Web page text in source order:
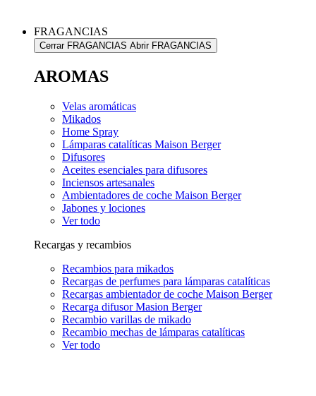
FRAGANCIAS
Cerrar FRAGANCIAS Abrir FRAGANCIAS
AROMAS
Velas aromáticas
Mikados
Home Spray
Lámparas catalíticas Maison Berger
Difusores
Aceites esenciales para difusores
Inciensos artesanales
Ambientadores de coche Maison Berger
Jabones y lociones
Ver todo
Recargas y recambios
Recambios para mikados
Recargas de perfumes para lámparas catalíticas
Recargas ambientador de coche Maison Berger
Recarga difusor Masion Berger
Recambio varillas de mikado
Recambio mechas de lámparas catalíticas
Ver todo